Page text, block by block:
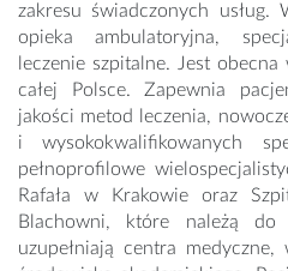
zakresu świadczonych
opieka ambulatoryjna,
leczenie szpitalne. Jest
całej Polsce. Zapewnia
jakości metod leczenia,
i wysokokwalifikowanych
pełnoprofilowe
Rafała w Krakowie oraz
Blachowni, które należą
uzupełniają centra